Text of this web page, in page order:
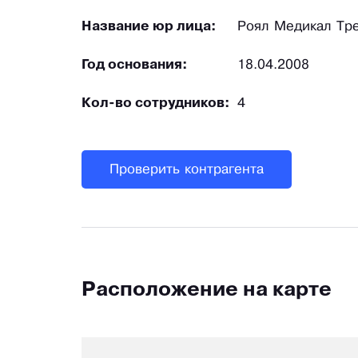
Название юр лица: Роял Медикал
Год основания: 18.04.2008
Кол-во сотрудников: 4
Проверить контрагента
Расположение на карте